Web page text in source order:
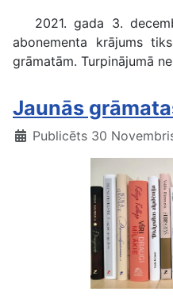
2021. gada 3.
abonementa krājums
grāmatām. Turpinājumā
Jaunās
Publicēts 30